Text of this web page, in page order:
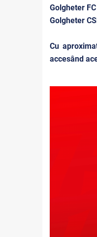
Golgheter
Golgheter
Cu
accesând